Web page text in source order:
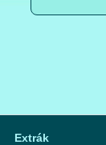
Extrák